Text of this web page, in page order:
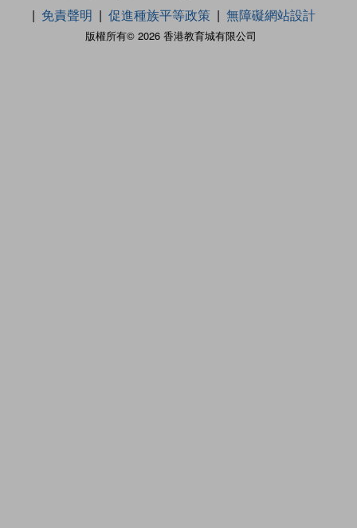
版權所有© 2026 香港教育城有限公司
免責聲明
促進種族平等政策 無障礙網站設計